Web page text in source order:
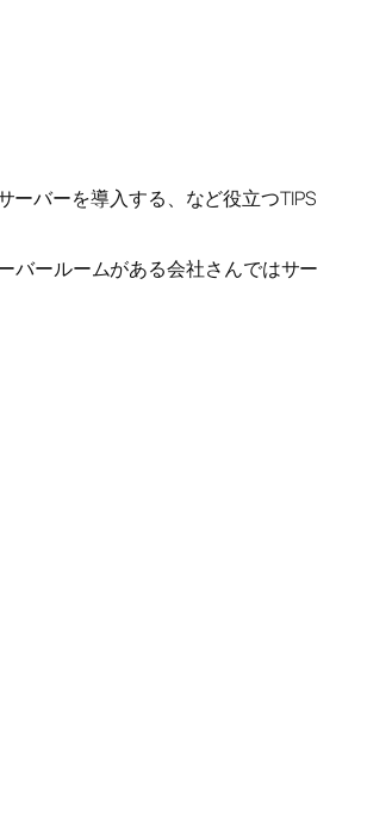
ーバーを導入する、など役立つTIPS
バールームがある会社さんではサー